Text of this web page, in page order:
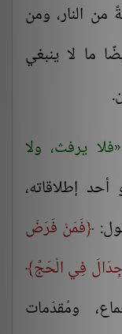
من النار، ومن
ما لا ينبغي
فلا يرفث، ولا
إطلاقاته،
فَمَنْ فَرَضَ
فِي الْحَجِّ
ومُقدّمات